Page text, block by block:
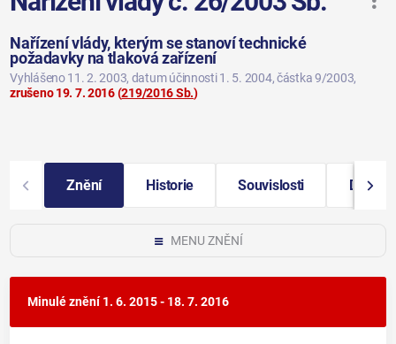
Nařízení vlády, kterým se stanoví technické
požadavky na tlaková zařízení
Vyhlášeno 11. 2. 2003, datum účinnosti 1. 5. 2004, částka 9/2003,
zrušeno 19. 7. 2016(219/2016 Sb.)
Znění Historie Souvislosti Další
MENU ZNĚNÍ
Minulé znění1. 6. 2015 - 18. 7. 2016